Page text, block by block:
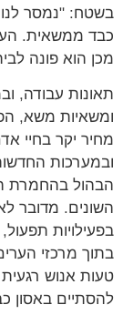
"נמסר לנו כי
ממשאית. הענקנו
הוא פונה לבית
עבודה,
משא, הפכו
יקר בחיי אדם
החדשות
בהחמרת
מדובר לא רק
תפעול,
מרכזי הערים.
אנוש רגעית של
באסון כבד.